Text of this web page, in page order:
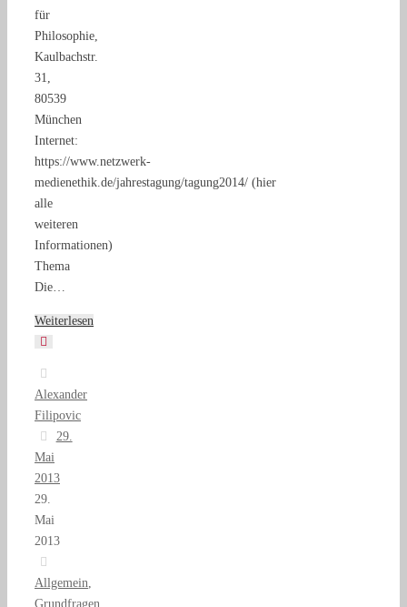
für
Philosophie,
Kaulbachstr.
31,
80539
München
Internet:
https://www.netzwerk-
medienethik.de/jahrestagung/tagung2014/ (hier
alle
weiteren
Informationen)
Thema
Die…
Weiterlesen
Alexander
Filipovic
29.
Mai
2013
29.
Mai
2013
Allgemein
Grundfragen